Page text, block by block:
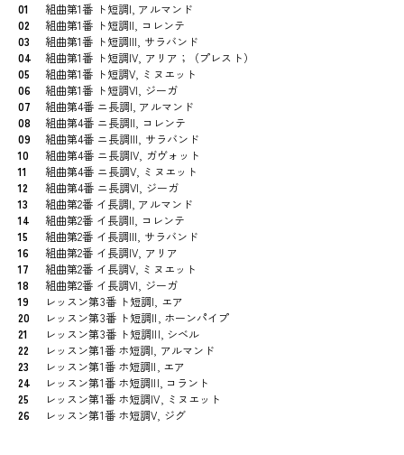
01
組曲第1番 ト短調I, アルマンド
02
組曲第1番 ト短調II, コレンテ
03
組曲第1番 ト短調III, サラバンド
04
組曲第1番 ト短調IV, アリア；（プレスト）
05
組曲第1番 ト短調V, ミヌエット
06
組曲第1番 ト短調VI, ジーガ
07
組曲第4番 ニ長調I, アルマンド
08
組曲第4番 ニ長調II, コレンテ
09
組曲第4番 ニ長調III, サラバンド
10
組曲第4番 ニ長調IV, ガヴォット
11
組曲第4番 ニ長調V, ミヌエット
12
組曲第4番 ニ長調VI, ジーガ
13
組曲第2番 イ長調I, アルマンド
14
組曲第2番 イ長調II, コレンテ
15
組曲第2番 イ長調III, サラバンド
16
組曲第2番 イ長調IV, アリア
17
組曲第2番 イ長調V, ミヌエット
18
組曲第2番 イ長調VI, ジーガ
19
レッスン第3番 ト短調I, エア
20
レッスン第3番 ト短調II, ホーンパイプ
21
レッスン第3番 ト短調III, シベル
22
レッスン第1番 ホ短調I, アルマンド
23
レッスン第1番 ホ短調II, エア
24
レッスン第1番 ホ短調III, コラント
25
レッスン第1番 ホ短調IV, ミヌエット
26
レッスン第1番 ホ短調V, ジグ